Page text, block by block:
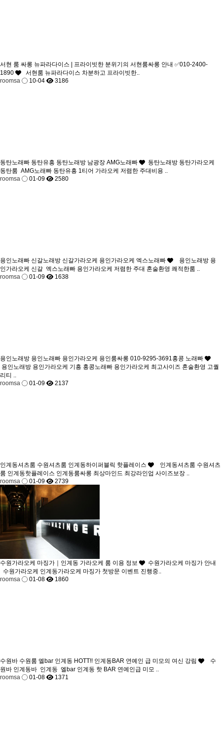
서현 룸 싸롱 뉴파라다이스 | 프라이빗한 분위기의 서현룸싸롱 안내 ✅010-2400-
1890
서현룸 뉴파라다이스 차분하고 프라이빗한..
roomsa
10-04 3186
동탄노래빠 동탄유흥 동탄노래방 남광장 AMG노래빠
동탄노래방 동탄가라오케
동탄룸 AMG노래빠 동탄유흥 1티어 가라오케 저렴한 주대비용 ..
roomsa
01-09 2580
용인노래빠 신갈노래방 신갈가라오케 용인가라오케 엑스노래빠
용인노래방 용
인가라오케 신갈 엑스노래빠 용인가라오케 저렴한 주대 혼술환영 쾌적한룸 ..
roomsa
01-09 1638
용인노래방 용인노래빠 용인가라오케 용인룸싸롱 010-9295-3691홍콩 노래빠
용인노래방 용인가라오케 기흥 홍콩노래빠 용인가라오케 최고사이즈 혼술환영 고퀄
리티 ..
roomsa
01-09 2137
인계동셔츠룸 수원셔츠룸 인계동하이퍼블릭 핫플레이스
인계동셔츠룸 수원셔츠
룸 인계동핫플레이스 인계동룸싸롱 최상마인드 최강라인업 사이즈보장 ..
roomsa
01-09 2739
수원가라오케 마징가｜인계동 가라오케 룸 이용 정보
수원가라오케 마징가 안내
수원가라오케 인계동가라오케 마징가 첫방문 이벤트 진행중..
roomsa
01-08 1860
수원바 수원룸 엘bar 인계동 HOTT!! 인계동BAR 연예인 급 미모의 여신 강림
수
원바 인계동바 인계동 엘bar 인계동 핫 BAR 연예인급 미모 ..
roomsa
01-08 1371